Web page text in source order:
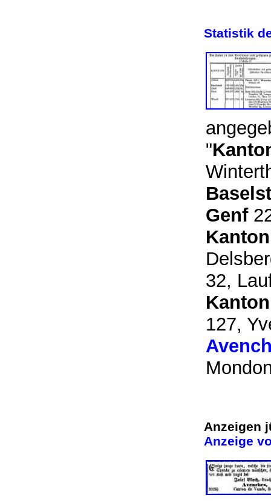
Statistik
"
Genf
32,
127,
Anzeigen
Anzeige